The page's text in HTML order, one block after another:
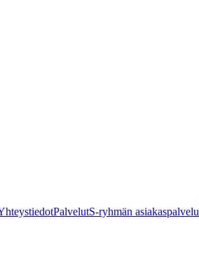
PalvelutS-ryhmän asiakaspalvelu